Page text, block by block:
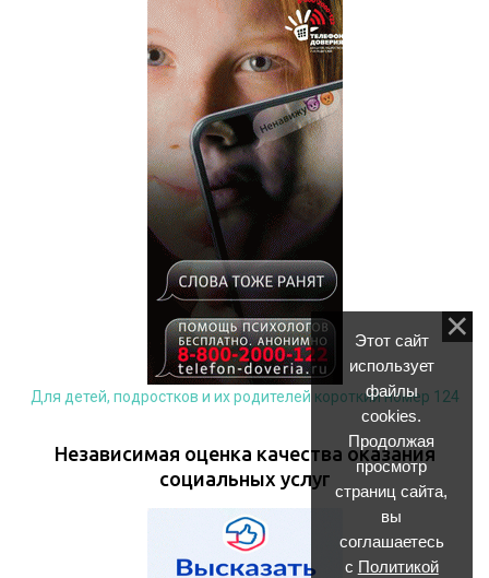
Для детей, подростков и их родителей короткий номер 124
Независимая оценка качества оказания
социальных услуг
Этот сайт
использует
файлы
cookies.
Продолжая
просмотр
страниц сайта,
вы
соглашаетесь
с Политикой